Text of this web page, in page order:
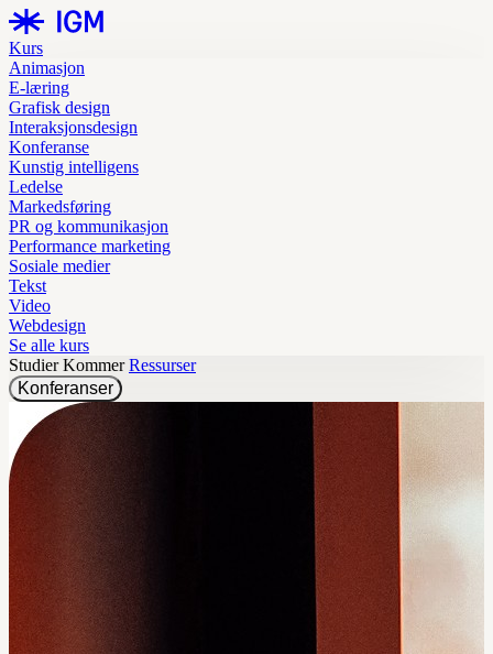
Kurs
Animasjon
E-læring
Grafisk design
Interaksjonsdesign
Konferanse
Kunstig intelligens
Ledelse
Markedsføring
PR og kommunikasjon
Performance marketing
Sosiale medier
Tekst
Video
Webdesign
Se alle kurs
StudierKommer Ressurser
Konferanser